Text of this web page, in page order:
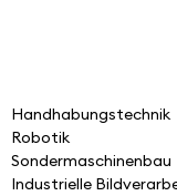
Handhabungstechnik
Robotik
Sondermaschinenbau
Industrielle